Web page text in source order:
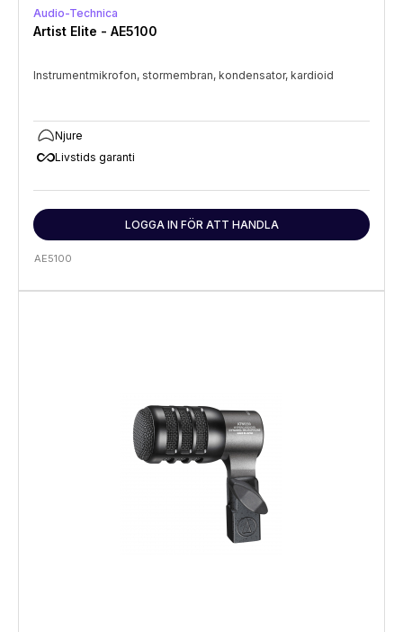
Audio-Technica
Artist Elite - AE5100
Instrumentmikrofon, stormembran, kondensator, kardioid
Njure
all_inclusiveLivstids garanti
LOGGA IN FÖR ATT HANDLA
AE5100